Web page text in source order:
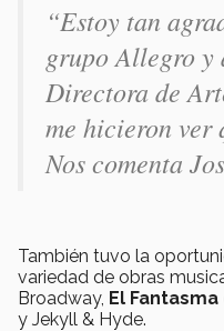
“Estoy tan
grupo Allegro y
Directora de
me hicieron ver
Nos comenta
También tuvo la
variedad de obras
Broadway, El
y Jekyll & Hyde.